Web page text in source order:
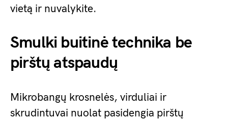
vietą ir nuvalykite.
Smulki buitinė technika be
pirštų atspaudų
Mikrobangų krosnelės, virduliai ir
skrudintuvai nuolat pasidengia pirštų